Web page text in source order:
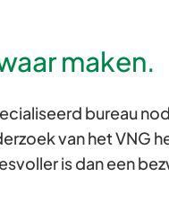
maken.
bureau
van het VNG
is dan een